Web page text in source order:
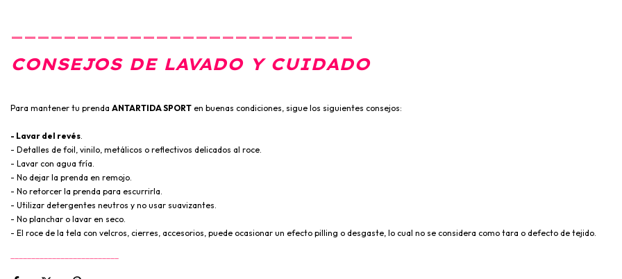
CONSEJOS DE LAVADO Y CUIDADO
Para mantener tu prenda ANTARTIDA SPORT en buenas condiciones, sigue los siguientes consejos:
- Lavar del revés.
- Detalles de foil, vinilo, metálicos o reflectivos delicados al roce.
- Lavar con agua fría.
- No dejar la prenda en remojo.
- No retorcer la prenda para escurrirla.
- Utilizar detergentes neutros y no usar suavizantes.
- No planchar o lavar en seco.
- El roce de la tela con velcros, cierres, accesorios, puede ocasionar un efecto pilling o desgaste, lo cual no se considera como tara o defecto de tejido.